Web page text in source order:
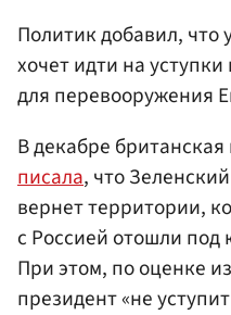
Политик добавил, что
хочет идти на
для перевооружения
В декабре британская
писала, что
вернет территории,
с Россией отошли
При этом, по оценке
президент «не